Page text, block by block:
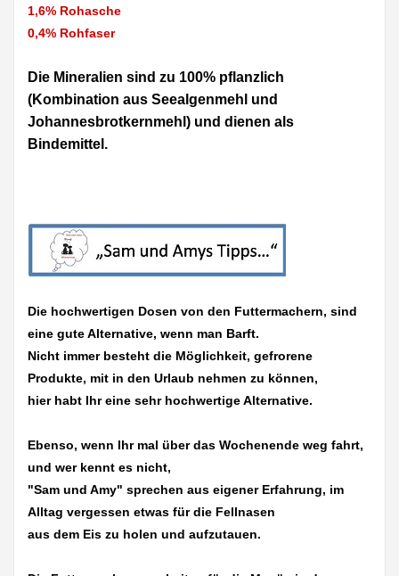
1,6% Rohasche
0,4% Rohfaser
Die Mineralien sind zu 100% pflanzlich
(Kombination aus Seealgenmehl und
Johannesbrotkernmehl) und dienen als
Bindemittel.
Die hochwertigen Dosen von den Futtermachern, sind
eine gute Alternative, wenn man Barft.
Nicht immer besteht die Möglichkeit, gefrorene
Produkte, mit in den Urlaub nehmen zu können,
hier habt Ihr eine sehr hochwertige Alternative.
Ebenso, wenn Ihr mal über das Wochenende weg fahrt,
und wer kennt es nicht,
"Sam und Amy" sprechen aus eigener Erfahrung, im
Alltag vergessen etwas für die Fellnasen
aus dem Eis zu holen und aufzutauen.